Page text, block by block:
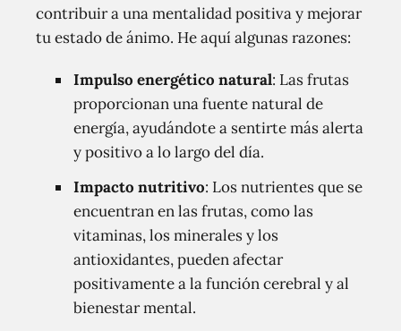
contribuir a una mentalidad positiva y mejorar
tu estado de ánimo. He aquí algunas razones:
Impulso energético natural: Las frutas
proporcionan una fuente natural de
energía, ayudándote a sentirte más alerta
y positivo a lo largo del día.
Impacto nutritivo: Los nutrientes que se
encuentran en las frutas, como las
vitaminas, los minerales y los
antioxidantes, pueden afectar
positivamente a la función cerebral y al
bienestar mental.